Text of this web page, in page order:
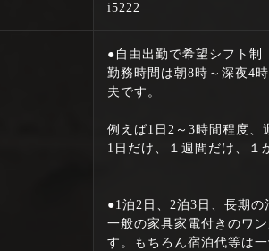
i5222
●自由出勤で希望シフト制
勤務時間は朝8時～深夜4
夫です。
例えば1日2～3時間程度、
1日だけ、１週間だけ、１
●1泊2日、2泊3日、長期
一般の家具家電付きのワ
す。もちろん宿泊代等は